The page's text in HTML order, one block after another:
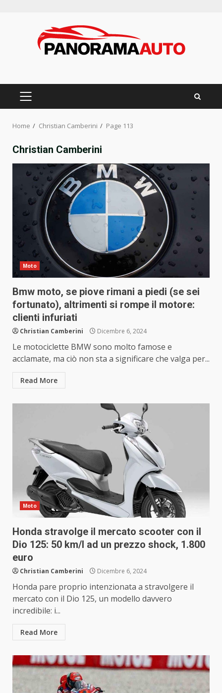
PRIMARY
Home Christian Camberini Page 113
Christian Camberini
Moto
Bmw moto, se piove rimani a piedi (se sei
fortunato), altrimenti si rompe il motore:
clienti infuriati
Christian Camberini Dicembre 6, 2024
Le motociclette BMW sono molto famose e
acclamate, ma ciò non sta a significare che valga per...
Read More
Moto
Honda stravolge il mercato scooter con il
Dio 125: 50 km/l ad un prezzo shock, 1.800
euro
Christian Camberini Dicembre 6, 2024
Honda pare proprio intenzionata a stravolgere il
mercato con il Dio 125, un modello davvero
incredibile: i...
Read More